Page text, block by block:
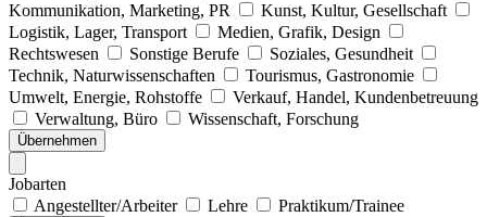
Kommunikation, Marketing, PR
Kunst, Kultur, Gesellschaft
Logistik, Lager, Transport
Medien, Grafik, Design
Rechtswesen
Sonstige Berufe
Soziales, Gesundheit
Technik, Naturwissenschaften
Tourismus, Gastronomie
Umwelt, Energie, Rohstoffe
Verkauf, Handel, Kundenbetreuung
Verwaltung, Büro
Wissenschaft, Forschung
Übernehmen
Jobarten
Angestellter/Arbeiter
Lehre Praktikum/Trainee